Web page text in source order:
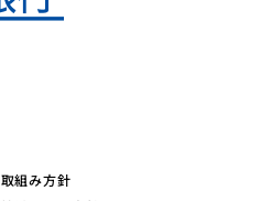
組み方針